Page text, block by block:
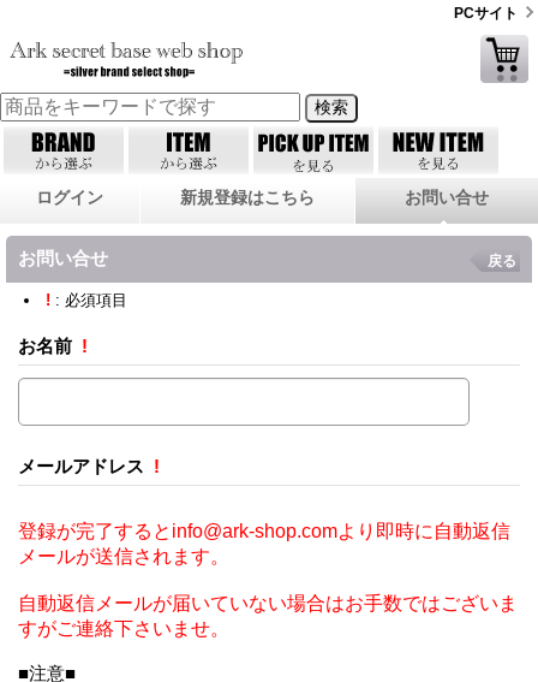
PCサイト
ログイン 新規登録はこちら お問い合せ
お問い合せ 戻る
! : 必須項目
お名前 !
メールアドレス !
登録が完了するとinfo@ark-shop.comより即時に自動返信
メールが送信されます。
自動返信メールが届いていない場合はお手数ではございま
すがご連絡下さいませ。
■注意■